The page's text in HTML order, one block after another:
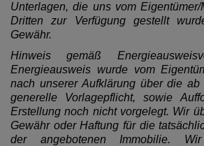
Unterlagen, die uns vom
Dritten zur Verfügung gestellt
Gewähr.
Hinweis gemäß
Energieausweis wurde vom
nach unserer Aufklärung über die ab
generelle Vorlagepflicht, sowie
Erstellung noch nicht vorgelegt. Wir
Gewähr oder Haftung für die
der angebotenen Immobilie.